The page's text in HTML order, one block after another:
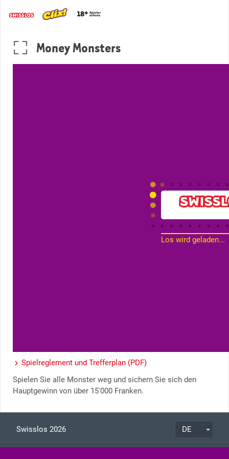
Money Monsters
Los wird geladen...
Spielreglement und Trefferplan (PDF)
Spielen Sie alle Monster weg und sichern Sie sich den
Hauptgewinn von über 15'000 Franken.
Swisslos 2026 DE